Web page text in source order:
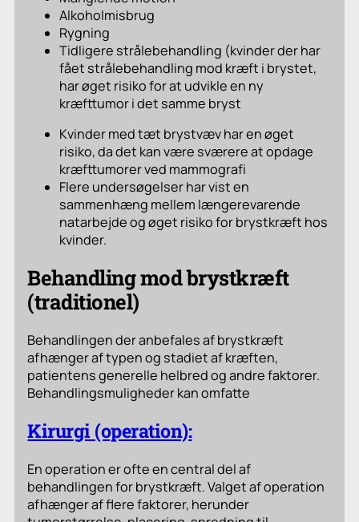
Alkoholmisbrug
Rygning
Tidligere strålebehandling (kvinder der har
fået strålebehandling mod kræft i brystet,
har øget risiko for at udvikle en ny
kræfttumor i det samme bryst
Kvinder med tæt brystvæv har en øget
risiko, da det kan være sværere at opdage
kræfttumorer ved mammografi
Flere undersøgelser har vist en
sammenhæng mellem længerevarende
natarbejde og øget risiko for brystkræft hos
kvinder.
Behandling mod brystkræft
(traditionel)
Behandlingen der anbefales af brystkræft
afhænger af typen og stadiet af kræften,
patientens generelle helbred og andre faktorer.
Behandlingsmuligheder kan omfatte
Kirurgi (operation):
En operation er ofte en central del af
behandlingen for brystkræft. Valget af operation
afhænger af flere faktorer, herunder